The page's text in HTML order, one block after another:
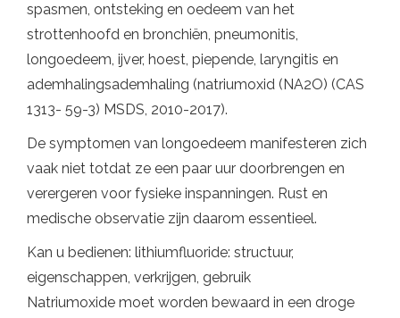
spasmen, ontsteking en oedeem van het
strottenhoofd en bronchiën, pneumonitis,
longoedeem, ijver, hoest, piepende, laryngitis en
ademhalingsademhaling (natriumoxid (NA2O) (CAS
1313- 59-3) MSDS, 2010-2017).
De symptomen van longoedeem manifesteren zich
vaak niet totdat ze een paar uur doorbrengen en
verergeren voor fysieke inspanningen. Rust en
medische observatie zijn daarom essentieel.
Kan u bedienen: lithiumfluoride: structuur,
eigenschappen, verkrijgen, gebruik
Natriumoxide moet worden bewaard in een droge